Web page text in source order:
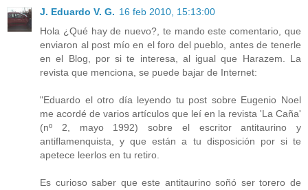
J. Eduardo V. G. 16 feb 2010, 15:13:00
Hola ¿Qué hay de nuevo?, te mando este comentario, que
enviaron al post mío en el foro del pueblo, antes de tenerle
en el Blog, por si te interesa, al igual que Harazem. La
revista que menciona, se puede bajar de Internet:
"Eduardo el otro día leyendo tu post sobre Eugenio Noel
me acordé de varios artículos que leí en la revista 'La Caña'
(nº 2, mayo 1992) sobre el escritor antitaurino y
antiflamenquista, y que están a tu disposición por si te
apetece leerlos en tu retiro.
Es curioso saber que este antitaurino soñó ser torero de